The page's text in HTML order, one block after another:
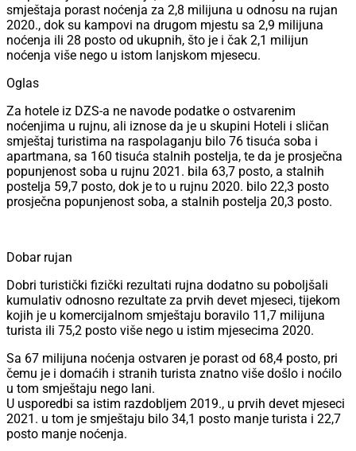
smještaja porast noćenja za 2,8 milijuna u odnosu na rujan
2020., dok su kampovi na drugom mjestu sa 2,9 milijuna
noćenja ili 28 posto od ukupnih, što je i čak 2,1 milijun
noćenja više nego u istom lanjskom mjesecu.
Oglas
Za hotele iz DZS-a ne navode podatke o ostvarenim
noćenjima u rujnu, ali iznose da je u skupini Hoteli i sličan
smještaj turistima na raspolaganju bilo 76 tisuća soba i
apartmana, sa 160 tisuća stalnih postelja, te da je prosječna
popunjenost soba u rujnu 2021. bila 63,7 posto, a stalnih
postelja 59,7 posto, dok je to u rujnu 2020. bilo 22,3 posto
prosječna popunjenost soba, a stalnih postelja 20,3 posto.
Dobar rujan
Dobri turistički fizički rezultati rujna dodatno su poboljšali
kumulativ odnosno rezultate za prvih devet mjeseci, tijekom
kojih je u komercijalnom smještaju boravilo 11,7 milijuna
turista ili 75,2 posto više nego u istim mjesecima 2020.
Sa 67 milijuna noćenja ostvaren je porast od 68,4 posto, pri
čemu je i domaćih i stranih turista znatno više došlo i noćilo
u tom smještaju nego lani.
U usporedbi sa istim razdobljem 2019., u prvih devet mjeseci
2021. u tom je smještaju bilo 34,1 posto manje turista i 22,7
posto manje noćenja.